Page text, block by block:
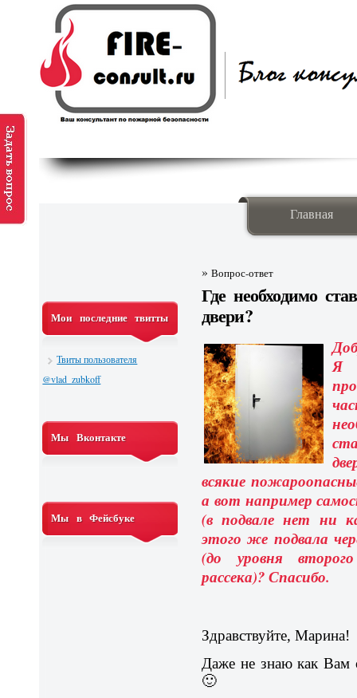
Главная
»Вопрос-ответ
Где необходимо
двери?
Я
всякие
а вот например
(в подвале нет ни
этого же подвала
(до уровня
рассека)? Спасибо.
Здравствуйте, Марина!
Даже не знаю как Вам
🙂
Мои последние твитты
Твиты пользователя
@vlad_zubkoff
Мы Вконтакте
Мы в Фейсбуке